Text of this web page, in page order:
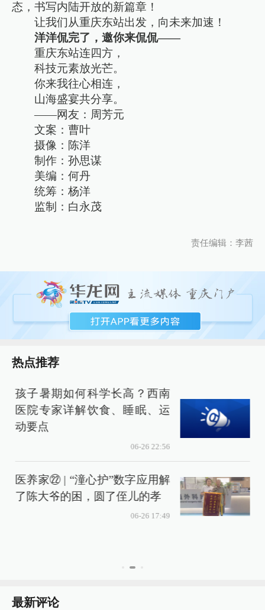
态，书写内陆开放的新篇章！
让我们‌从重庆东站出发，向未来加速！
洋洋侃完了，邀你来侃侃——
重庆东站连四方，
科技元素放光芒。
你来我往心相连，
山海盛宴共分享。
——网友：周芳元
文案：曹叶
摄像：陈洋
制作：孙思谋
美编：何丹
统筹：杨洋
监制：白永茂
责任编辑：李茜
热点推荐
孩子暑期如何科学长高？西南
医院专家详解饮食、睡眠、运
动要点
06-26 22:56
医养家㉒ | “潼心护”数字应用解
了陈大爷的困，圆了侄儿的孝
06-26 17:49
最新评论